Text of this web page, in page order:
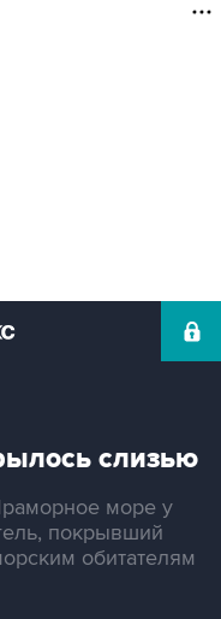
слизью
море у
покрывший
обитателям